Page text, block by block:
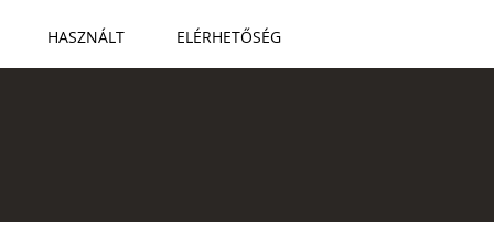
HASZNÁLT ELÉRHETŐSÉG